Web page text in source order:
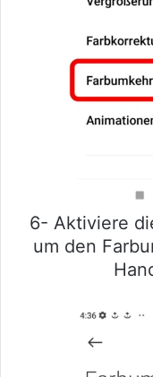
6- Aktiviere
um den